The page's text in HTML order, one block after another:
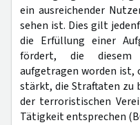
ein ausreichender
sehen ist. Dies gilt
die Erfüllung einer
fördert, die diesem
aufgetragen worden ist,
stärkt, die Straftaten zu
der terroristischen
Tätigkeit entsprechen